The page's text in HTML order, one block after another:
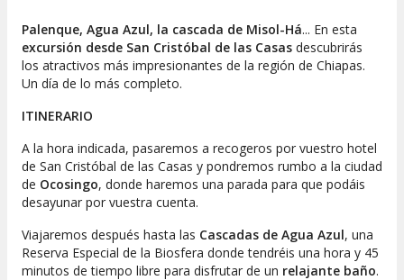
Palenque, Agua Azul, la cascada de Misol-Há... En esta
excursión desde San Cristóbal de las Casas descubrirás
los atractivos más impresionantes de la región de Chiapas.
Un día de lo más completo.
ITINERARIO
A la hora indicada, pasaremos a recogeros por vuestro hotel
de San Cristóbal de las Casas y pondremos rumbo a la ciudad
de Ocosingo, donde haremos una parada para que podáis
desayunar por vuestra cuenta.
Viajaremos después hasta las Cascadas de Agua Azul, una
Reserva Especial de la Biosfera donde tendréis una hora y 45
minutos de tiempo libre para disfrutar de un relajante baño.